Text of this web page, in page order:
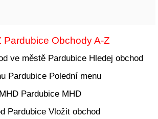
Obchody A-Z
Hledej obchod
Polední menu
MHD
Vložit obchod